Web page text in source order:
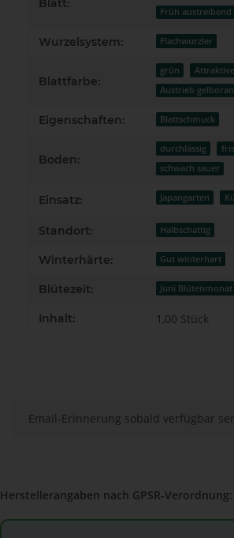
Blatt:
Früh austreibend
Wurzelsystem: Flachwurzler
Blattfarbe:
grün
Austrieb
Eigenschaften: Blattschmuck
Boden:
durchlässig
schwach sauer
Einsatz: Japangarten
Standort: Halbschattig
Winterhärte: Gut winterhart
Blütezeit: Juni Blütenmonat
Inhalt: 1,00 Stück
Email-Erinnerung sobald verfügbar
Herstellerangaben nach GPSR-Verordnung: